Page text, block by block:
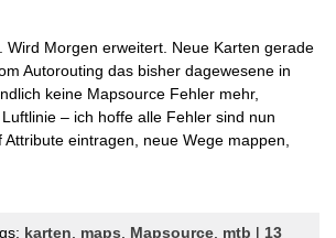
Morgen erweitert. Neue Karten gerade
Autorouting das bisher dagewesene in
keine Mapsource Fehler mehr,
– ich hoffe alle Fehler sind nun
eintragen, neue Wege mappen,
karten, maps, Mapsource, mtb
13